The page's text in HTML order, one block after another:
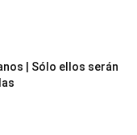
| Sólo ellos serán